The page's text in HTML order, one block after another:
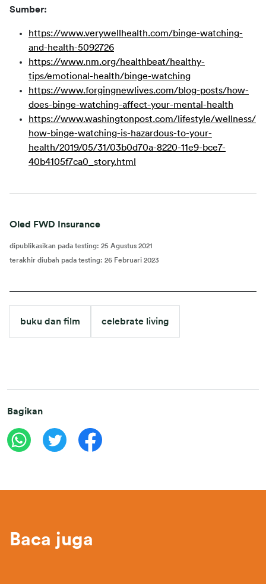
Sumber:
https://www.verywellhealth.com/binge-watching-
and-health-5092726
https://www.nm.org/healthbeat/healthy-
tips/emotional-health/binge-watching
https://www.forgingnewlives.com/blog-posts/how-
does-binge-watching-affect-your-mental-health
https://www.washingtonpost.com/lifestyle/wellness/
how-binge-watching-is-hazardous-to-your-
health/2019/05/31/03b0d70a-8220-11e9-bce7-
40b4105f7ca0_story.html
Oled FWD Insurance
dipublikasikan pada testing: 25 Agustus 2021
terakhir diubah pada testing: 26 Februari 2023
buku dan film celebrate living
Bagikan
Baca juga